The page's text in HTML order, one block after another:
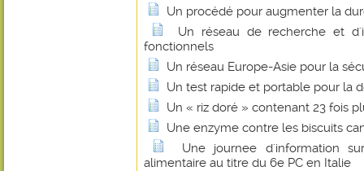
Un procédé pour augmenter la
Un réseau de recherche et
fonctionnels
Un réseau Europe-Asie pour la
Un test rapide et portable pour la
Un « riz doré » contenant 23 fois
Une enzyme contre les biscuits
Une journee d'information
alimentaire au titre du 6e PC en Italie